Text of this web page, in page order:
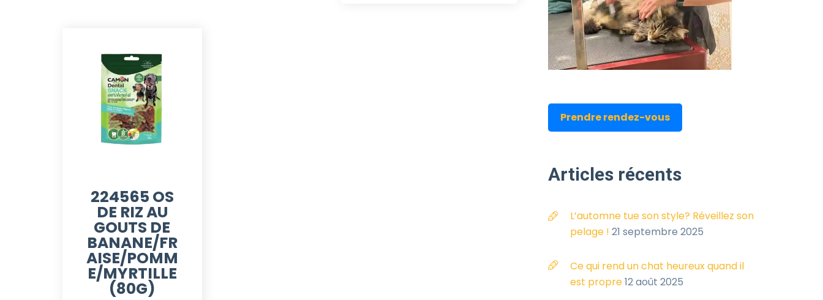
224565 OS
DE RIZ AU
GOUTS DE
BANANE/FR
AISE/POMM
E/MYRTILLE
(80G)
Prendre rendez-vous
Articles récents
L’automne tue son style? Réveillez son
pelage ! 21 septembre 2025
Ce qui rend un chat heureux quand il
est propre12 août 2025